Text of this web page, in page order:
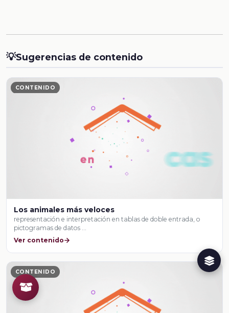
💡Sugerencias de contenido
CONTENIDO
Los animales más veloces
representación e interpretación en tablas de doble entrada, o
pictogramas de datos …
Ver contenido
CONTENIDO